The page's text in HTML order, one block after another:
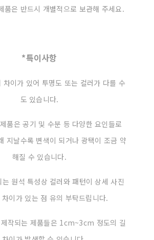
품은 반드시 개별적으로 보관해 주세요.
*특이사항
차이가 있어 투명도 또는 컬러가 다를 수
도 있습니다.
품은 공기 및 수분 등 다양한 요인들로
지날수록 변색이 되거나 광택이 조금 약
해질 수 있습니다.
원석 특성상 컬러와 패턴이 상세 사진
이가 있는 점 유의 부탁드립니다.
작되는 제품들은 1cm~3cm 정도의 길